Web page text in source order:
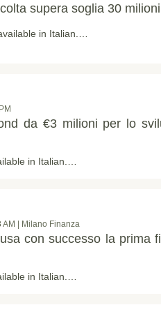
supera soglia 30
in Italian.…
da €3 milioni per lo
in Italian.…
| Milano Finanza
con successo la prima
in Italian.…